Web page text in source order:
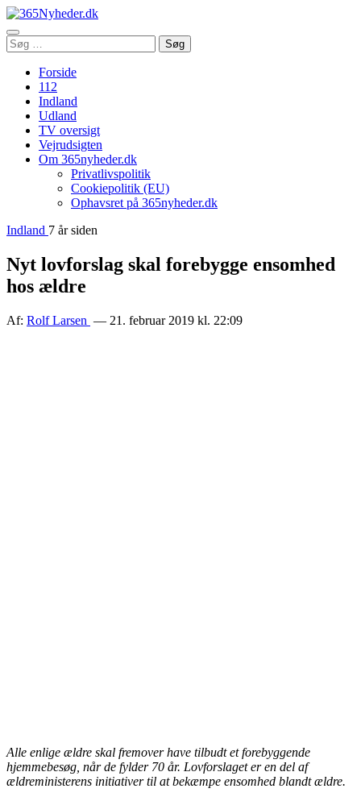
Åbn
menu
Søg
efter:
Søg
Forside
112
Indland
Udland
TV oversigt
Vejrudsigten
Om 365nyheder.dk
Privatlivspolitik
Cookiepolitik (EU)
Ophavsret på 365nyheder.dk
Indland 7 år siden
Nyt lovforslag skal forebygge ensomhed
hos ældre
Af: Rolf Larsen — 21. februar 2019 kl. 22:09
Alle enlige ældre skal fremover have tilbudt et forebyggende
hjemmebesøg, når de fylder 70 år. Lovforslaget er en del af
ældreministerens initiativer til at bekæmpe ensomhed blandt ældre.